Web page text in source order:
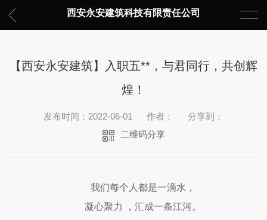
西安永安建筑科技有限责任公司
【西安永安建筑】入职五**，与君同行，共创辉
煌！
发布时间：2022-06-01 作者：
分享到：
二维码分享
我们每个人都是一滴水，
凝心聚力 ，汇成一条江河。